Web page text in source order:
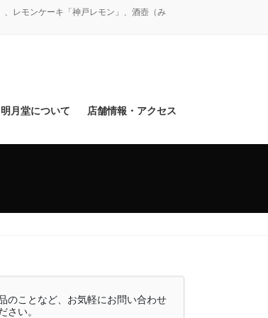
レモンケーキ「神戸レモン」、酒壺（み
明月堂について 店舗情報・アクセス
のことなど、お気軽にお問い合わせ
さい。